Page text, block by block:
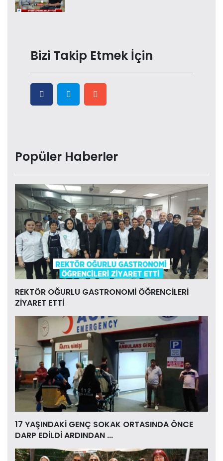
Bizi Takip Etmek İçin
Popüler Haberler
REKTÖR OĞURLU GASTRONOMİ ÖĞRENCİLERİ
ZİYARET ETTİ
17 YAŞINDAKİ GENÇ SOKAK ORTASINDA ÖNCE
DARP EDİLDİ ARDINDAN ...